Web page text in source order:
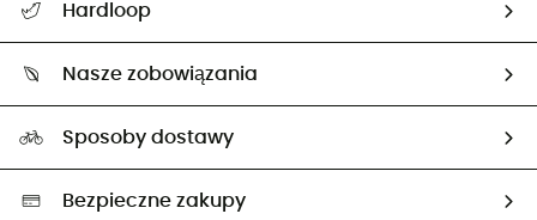
Śledzenie przesyłki
Zwrot artykułów i zwrot środków
Hardloop
Ambasadorzy
Nasze zobowiązania
Neutralność węglowa
Wybrane produkty eko
Sposoby dostawy
Bezpieczne zakupy